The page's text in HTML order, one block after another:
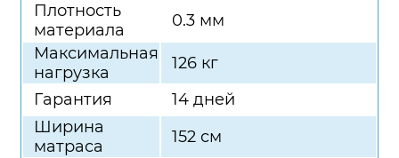
Плотность
материала
0.3 мм
Максимальная
нагрузка
126 кг
Гарантия
14 дней
Ширина
матраса
152 см